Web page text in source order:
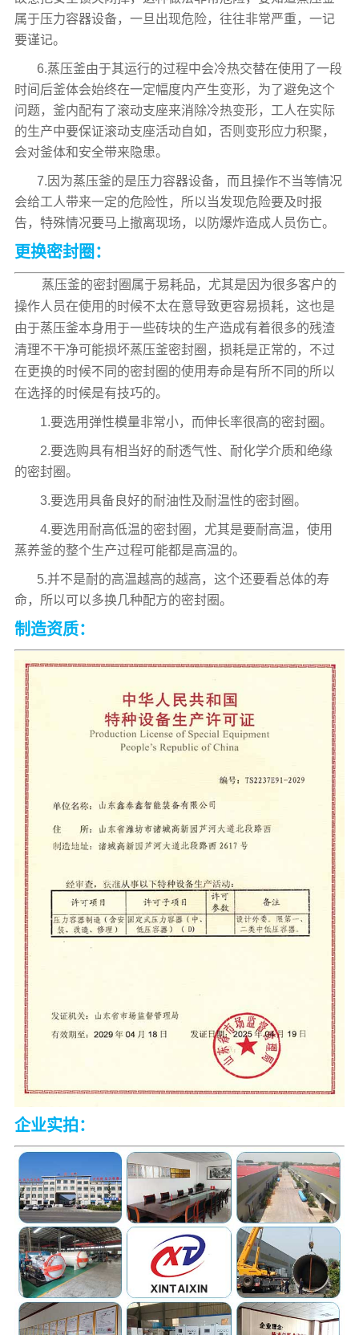
属于压力容器设备，一旦出现危险，往往非常严重，一记
要谨记。
6.蒸压釜由于其运行的过程中会冷热交替在使用了一段
时间后釜体会始终在一定幅度内产生变形，为了避免这个
问题，釜内配有了滚动支座来消除冷热变形，工人在实际
的生产中要保证滚动支座活动自如，否则变形应力积聚，
会对釜体和安全带来隐患。
7.因为蒸压釜的是压力容器设备，而且操作不当等情况
会给工人带来一定的危险性，所以当发现危险要及时报
告，特殊情况要马上撤离现场，以防爆炸造成人员伤亡。
更换密封圈：
蒸压釜的密封圈属于易耗品，尤其是因为很多客户的
操作人员在使用的时候不太在意导致更容易损耗，这也是
由于蒸压釜本身用于一些砖块的生产造成有着很多的残渣
清理不干净可能损坏蒸压釜密封圈，损耗是正常的，不过
在更换的时候不同的密封圈的使用寿命是有所不同的所以
在选择的时候是有技巧的。
1.要选用弹性模量非常小，而伸长率很高的密封圈。
2.要选购具有相当好的耐透气性、耐化学介质和绝缘
的密封圈。
3.要选用具备良好的耐油性及耐温性的密封圈。
4.要选用耐高低温的密封圈，尤其是要耐高温，使用
蒸养釜的整个生产过程可能都是高温的。
5.并不是耐的高温越高的越高，这个还要看总体的寿
命，所以可以多换几种配方的密封圈。
制造资质：
企业实拍：